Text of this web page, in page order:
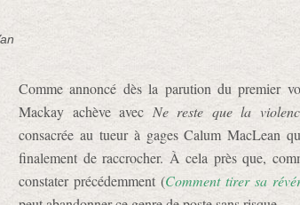
Comme annoncé dès la parution du premier
Mackay achève avec Ne reste que la
consacrée au tueur à gages Calum MacLean
finalement de raccrocher. À cela près que,
constater précédemment (Comment tirer sa